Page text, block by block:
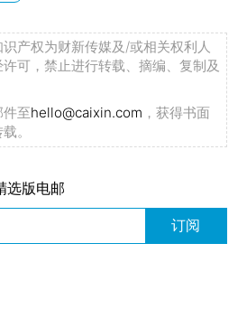
产权为财新传媒及/或相关权利人
可，禁止进行转载、摘编、复制及
至hello@caixin.com ，获得书面
。
选版电邮
订阅